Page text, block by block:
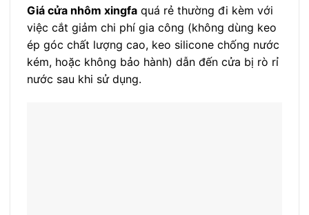
Giá cửa nhôm xingfa quá rẻ thường đi kèm với
việc cắt giảm chi phí gia công (không dùng keo
ép góc chất lượng cao, keo silicone chống nước
kém, hoặc không bảo hành) dẫn đến cửa bị rò rỉ
nước sau khi sử dụng.